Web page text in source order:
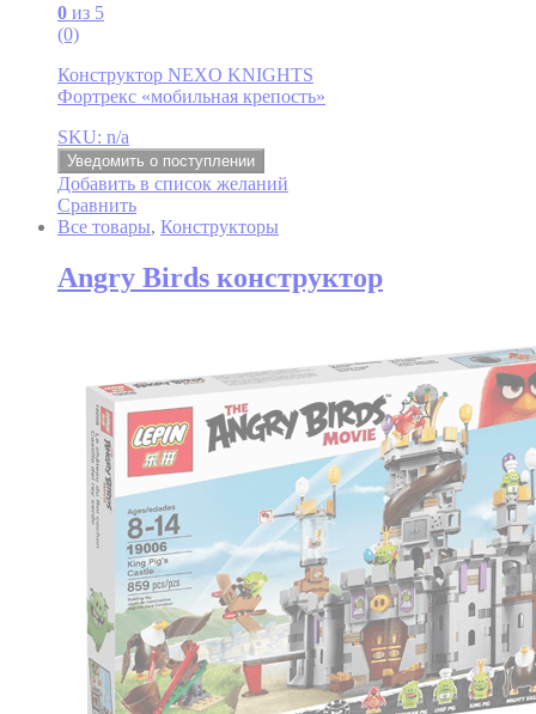
0 из 5
(0)
Конструктор NEXO KNIGHTS
Фортрекс «мобильная крепость»
SKU: n/a
Уведомить о поступлении
Добавить в список желаний
Сравнить
Все товары, Конструкторы
Angry Birds конструктор